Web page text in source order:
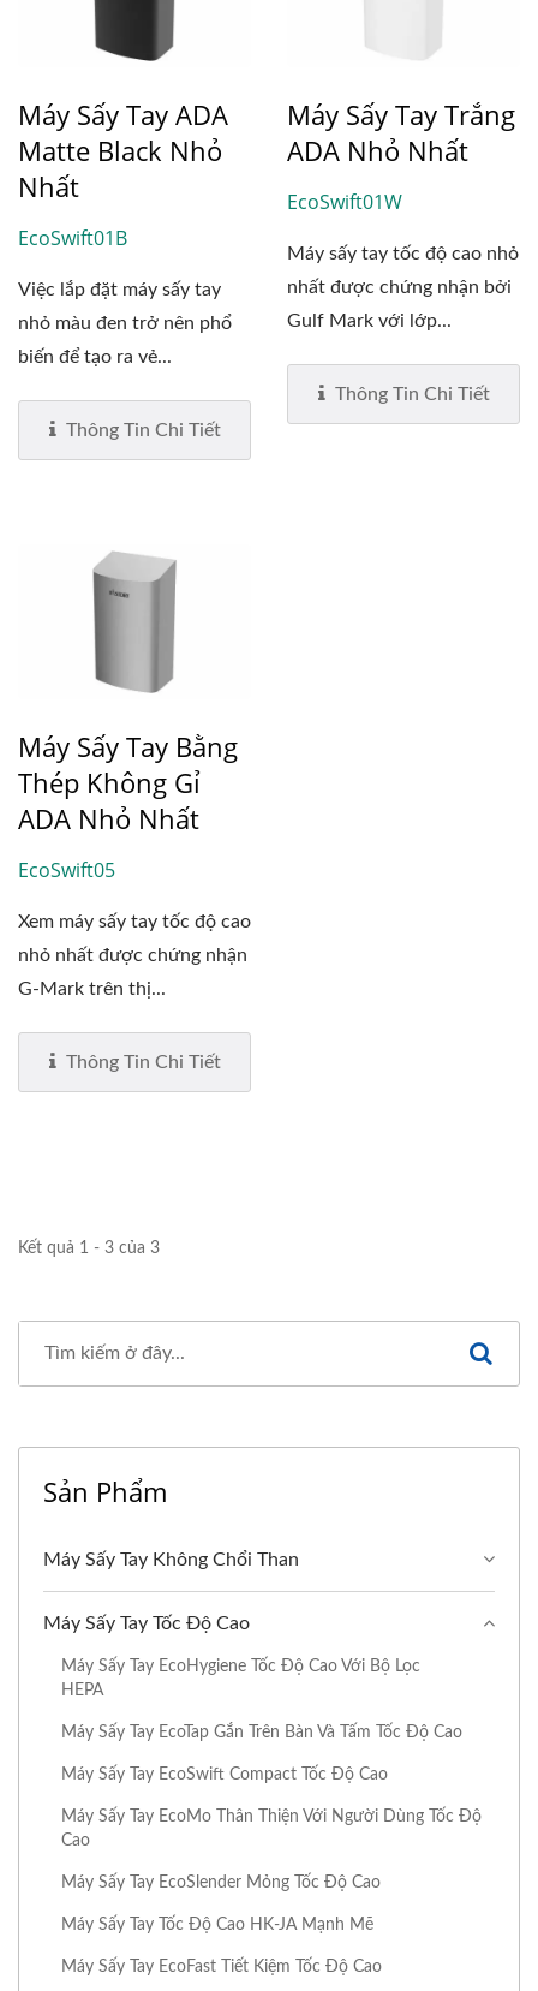
Máy Sấy Tay ADA
Matte Black Nhỏ
Nhất
EcoSwift01B
Việc lắp đặt máy sấy tay
nhỏ màu đen trở nên phổ
biến để tạo ra vẻ...
Thông Tin Chi Tiết
Máy Sấy Tay Trắng
ADA Nhỏ Nhất
EcoSwift01W
Máy sấy tay tốc độ cao nhỏ
nhất được chứng nhận bởi
Gulf Mark với lớp...
Thông Tin Chi Tiết
Máy Sấy Tay Bằng
Thép Không Gỉ
ADA Nhỏ Nhất
EcoSwift05
Xem máy sấy tay tốc độ cao
nhỏ nhất được chứng nhận
G-Mark trên thị...
Thông Tin Chi Tiết
Kết quả 1 - 3 của 3
Sản Phẩm
Máy Sấy Tay Không Chổi Than
Máy Sấy Tay Tốc Độ Cao
Máy Sấy Tay EcoHygiene Tốc Độ Cao Với Bộ Lọc
HEPA
Máy Sấy Tay EcoTap Gắn Trên Bàn Và Tấm Tốc Độ Cao
Máy Sấy Tay EcoSwift Compact Tốc Độ Cao
Máy Sấy Tay EcoMo Thân Thiện Với Người Dùng Tốc Độ
Cao
Máy Sấy Tay EcoSlender Mỏng Tốc Độ Cao
Máy Sấy Tay Tốc Độ Cao HK-JA Mạnh Mẽ
Máy Sấy Tay EcoFast Tiết Kiệm Tốc Độ Cao